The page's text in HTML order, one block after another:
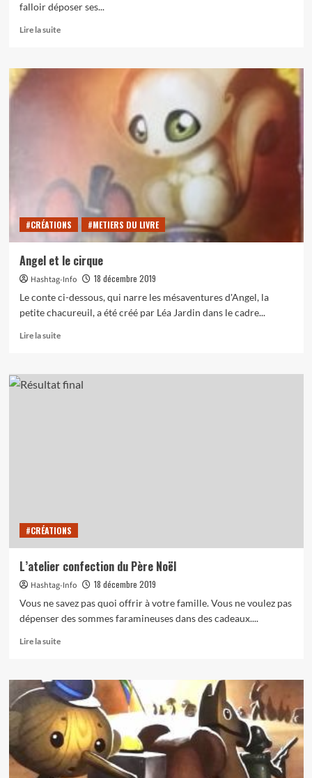
falloir déposer ses...
Lire la suiteEn
sur
;)
#CRÉATIONS #METIERS DU LIVRE
Angel et le cirque
Hashtag-Info
18 décembre 2019
Le conte ci-dessous, qui narre les mésaventures d'Angel, la
petite chacureuil, a été créé par Léa Jardin dans le cadre...
Lire la suiteEn
sur
Angel
#CRÉATIONS
L’atelier confection du Père Noël
Hashtag-Info
18 décembre 2019
Vous ne savez pas quoi offrir à votre famille. Vous ne voulez pas
dépenser des sommes faramineuses dans des cadeaux....
Lire la suiteEn
sur
L’atelier
confection
du
Père
Noël